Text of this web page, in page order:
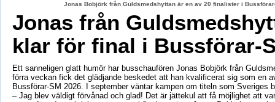
Jonas Bobjörk från Guldsmedshyttan är en av 20 finalister i
Jonas från
klar för final i Bussförar-
Ett sanneligen glatt humör har busschaufören Jonas Bobjörk från
förra veckan fick det glädjande beskedet att han kvalificerat sig som en
Bussförar-SM 2026. I september väntar kampen om titeln som Sveriges
– Jag blev väldigt förvånad och glad! Det är jättekul att få möjlighet att